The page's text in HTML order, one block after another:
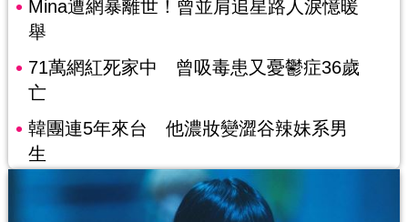
Mina遭網暴離世！曾並肩追星路人淚憶暖
舉
71萬網紅死家中 曾吸毒患又憂鬱症36歲
亡
韓團連5年來台 他濃妝變澀谷辣妹系男
生